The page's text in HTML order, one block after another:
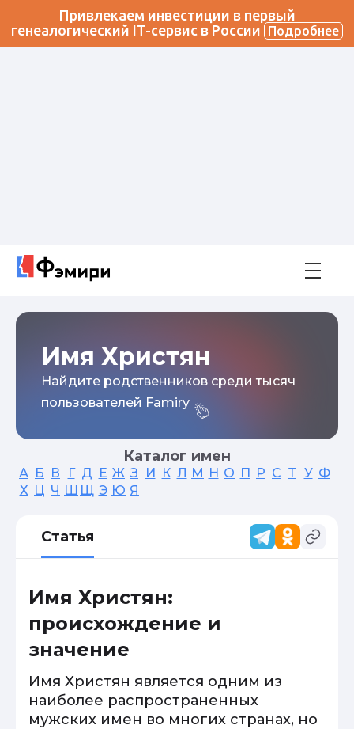
Привлекаем инвестиции в первый
генеалогический IT-сервис в России
Подробнее
Имя Христян
Найдите родственников среди тысяч
пользователей Famiry
Каталог имен
А Б В Г Д Е Ж З И К Л М Н О П Р С Т У Ф
Х Ц Ч Ш Щ Э Ю Я
Статья
Имя Христян:
происхождение и
значение
Имя Христян является одним из
наиболее распространенных
мужских имен во многих странах, но